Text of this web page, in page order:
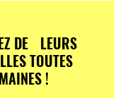
DE LEURS
TOUTES
!